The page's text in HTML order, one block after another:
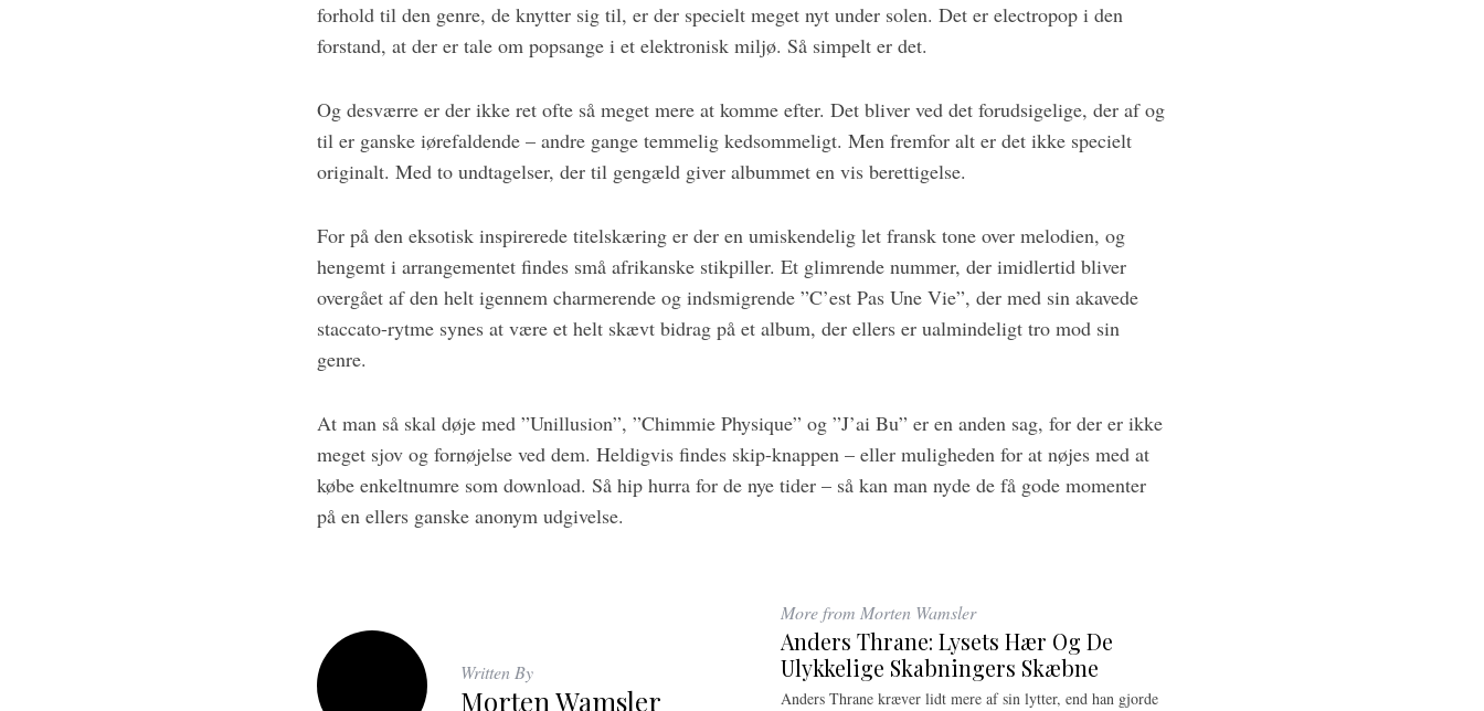
forhold til den genre, de knytter sig til, er der specielt meget nyt under solen. Det er electropop i den
forstand, at der er tale om popsange i et elektronisk miljø. Så simpelt er det.
Og desværre er der ikke ret ofte så meget mere at komme efter. Det bliver ved det forudsigelige, der af og
til er ganske iørefaldende – andre gange temmelig kedsommeligt. Men fremfor alt er det ikke specielt
originalt. Med to undtagelser, der til gengæld giver albummet en vis berettigelse.
For på den eksotisk inspirerede titelskæring er der en umiskendelig let fransk tone over melodien, og
hengemt i arrangementet findes små afrikanske stikpiller. Et glimrende nummer, der imidlertid bliver
overgået af den helt igennem charmerende og indsmigrende ”C’est Pas Une Vie”, der med sin akavede
staccato-rytme synes at være et helt skævt bidrag på et album, der ellers er ualmindeligt tro mod sin
genre.
At man så skal døje med ”Unillusion”, ”Chimmie Physique” og ”J’ai Bu” er en anden sag, for der er ikke
meget sjov og fornøjelse ved dem. Heldigvis findes skip-knappen – eller muligheden for at nøjes med at
købe enkeltnumre som download. Så hip hurra for de nye tider – så kan man nyde de få gode momenter
på en ellers ganske anonym udgivelse.
Written By
Morten Wamsler
More from Morten Wamsler
Anders Thrane: Lysets Hær Og De
Ulykkelige Skabningers Skæbne
Anders Thrane kræver lidt mere af sin lytter, end han gjorde